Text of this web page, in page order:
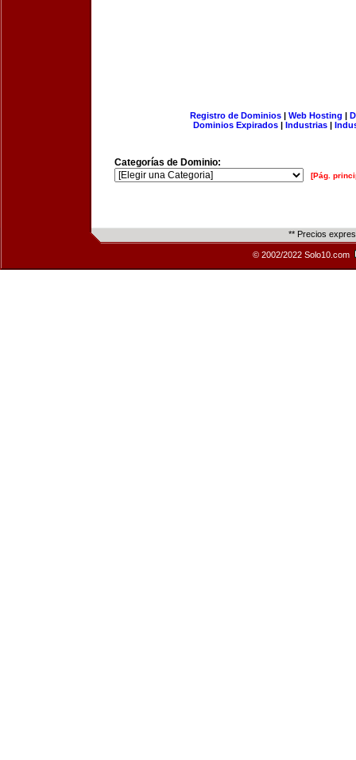
Registro de Dominios| Web Hosting |
Dominios Expirados | Industrias |
Categorías de Dominio:
[Pág.
** Precios
© 2002/2022 Solo10.com